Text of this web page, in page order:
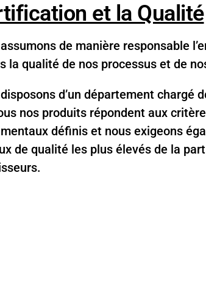
et la Qualité
de manière responsable
la qualité de nos processus et de
d’un département chargé
nos produits répondent aux
définis et nous exigeons
de qualité les plus élevés de la